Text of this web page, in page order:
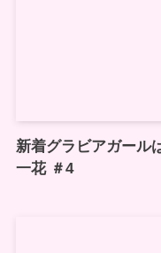
新着グラビアガール
一花 ＃4